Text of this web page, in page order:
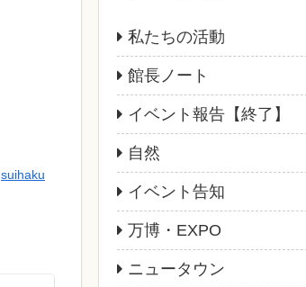
suihaku
私たちの活動
館長ノート
イベント報告【終了】
自然
イベント告知
万博・EXPO
ニュータウン